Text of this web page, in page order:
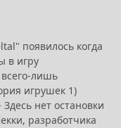
появилось когда
в игру
лишь
игрушек 1)
нет остановки
разработчика